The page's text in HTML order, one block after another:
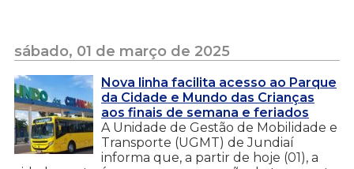
sábado, 01 de março de 2025
Nova linha facilita acesso ao Parque
da Cidade e Mundo das Crianças
aos finais de semana e feriados
A Unidade de Gestão de Mobilidade e
Transporte (UGMT) de Jundiaí
informa que, a partir de hoje (01), a